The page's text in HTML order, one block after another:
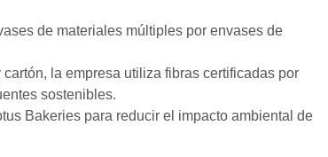
de materiales múltiples por envases de
la empresa utiliza fibras certificadas por
sostenibles.
Bakeries para reducir el impacto ambiental de